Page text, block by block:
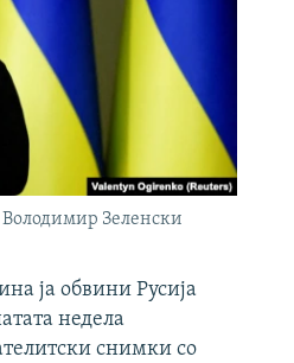
Володимир Зеленски
ја обвини Русија
недела
снимки со